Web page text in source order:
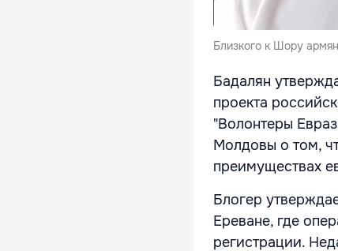
Близкого к Шору
Бадалян
проекта
"Волонтеры
Молдовы о том,
преимуществах
Блогер
Ереване, где
регистрации.